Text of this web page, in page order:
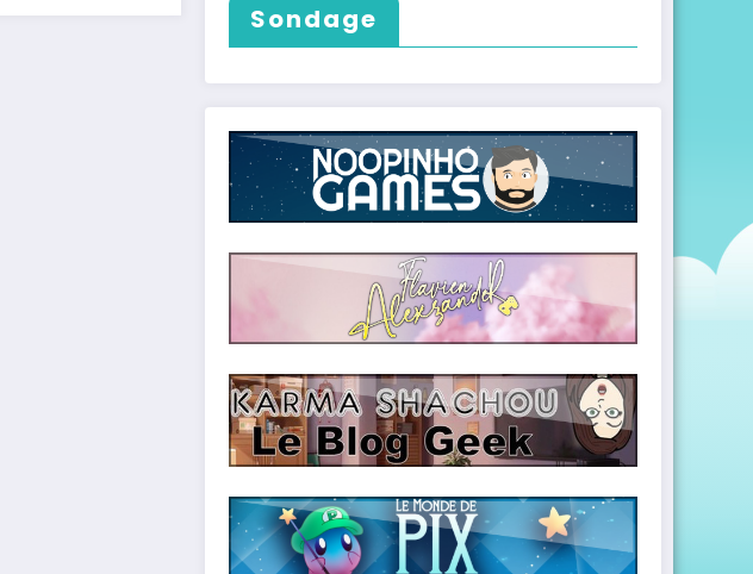
Sondage